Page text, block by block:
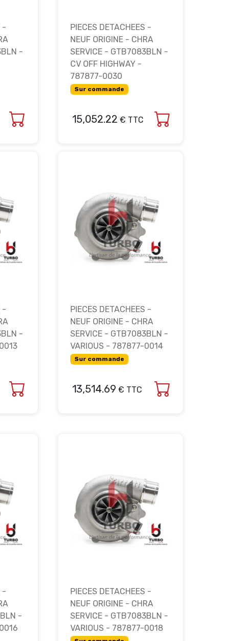
-
-
PIECES DETACHEES -
NEUF ORIGINE - CHRA
SERVICE - GTB7083BLN -
CV OFF HIGHWAY -
787877-0030
Sur commande
15,052.22 € TTC
-
-
PIECES DETACHEES -
NEUF ORIGINE - CHRA
SERVICE - GTB7083BLN -
VARIOUS - 787877-0014
Sur commande
13,514.69 € TTC
-
-
PIECES DETACHEES -
NEUF ORIGINE - CHRA
SERVICE - GTB7083BLN -
VARIOUS - 787877-0018